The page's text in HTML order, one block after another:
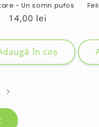
- Un somn pufos
Preț
14,00 lei
în coș